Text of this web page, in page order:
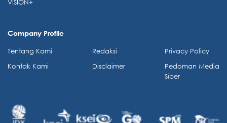
VISION+
Company Profile
Tentang Kami
Kontak Kami
Redaksi
Disclaimer
Privacy Policy
Pedoman Media
Siber